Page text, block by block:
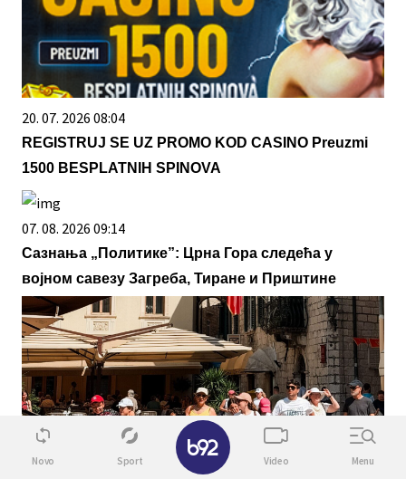
20. 07. 2026 08:04
REGISTRUJ SE UZ PROMO KOD CASINO Preuzmi
1500 BESPLATNIH SPINOVA
07. 08. 2026 09:14
Сазнања „Политике”: Црна Гора следећа у
војном савезу Загреба, Тиране и Приштине
Novo Sport Video Menu
✕